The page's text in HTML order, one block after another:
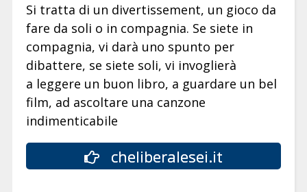
Si tratta di un divertissement, un gioco da
fare da soli o in compagnia. Se siete in
compagnia, vi darà uno spunto per
dibattere, se siete soli, vi invoglierà
a leggere un buon libro, a guardare un bel
film, ad ascoltare una canzone
indimenticabile
cheliberalesei.it